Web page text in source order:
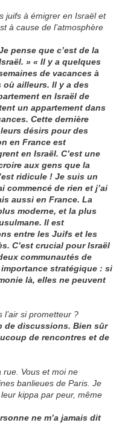
juifs à émigrer en Israël et
à cause de l’atmosphère
pense que c’est de la
» « Il y a quelques
de vacances à
où ailleurs. Il y a des
en Israël de
un appartement dans
Cette dernière
désirs pour des
en France est
en Israël. C’est une
aux gens que la
ridicule ! Je suis un
commencé de rien et j’ai
aussi en France. La
moderne, et la plus
Il est
entre les Juifs et les
C’est crucial pour Israël
communautés de
stratégique : si
là, elles ne peuvent
l’air si prometteur ?
de discussions. Bien sûr
de rencontres et de
rue. Vous et moi ne
banlieues de Paris. Je
kippa par peur, même
ne m’a jamais dit